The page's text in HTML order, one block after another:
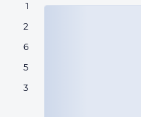
1
2
6
5
3